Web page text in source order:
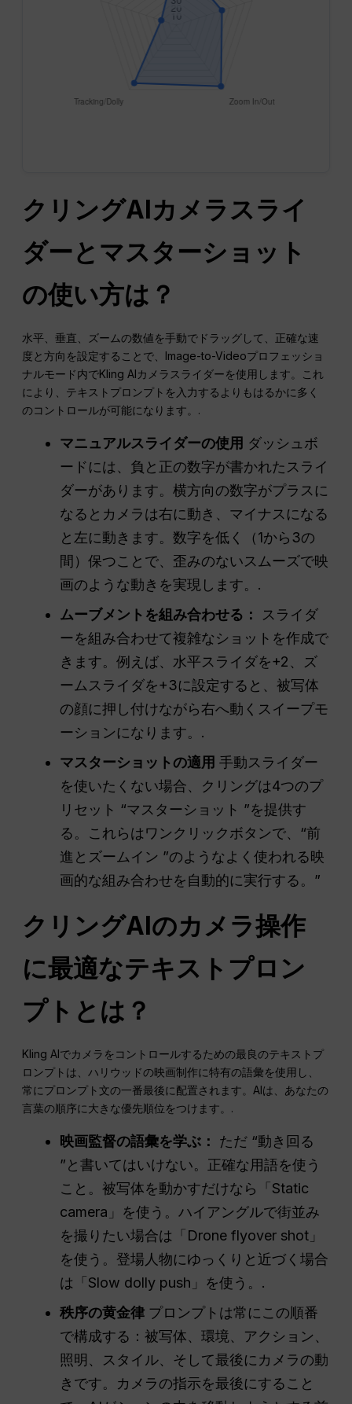
クリングAIカメラスライ
ダーとマスターショット
の使い方は？
水平、垂直、ズームの数値を手動でドラッグして、正確な速
度と方向を設定することで、Image-to-Videoプロフェッショ
ナルモード内でKling AIカメラスライダーを使用します。これ
により、テキストプロンプトを入力するよりもはるかに多く
のコントロールが可能になります。.
マニュアルスライダーの使用 ダッシュボ
ードには、負と正の数字が書かれたスライ
ダーがあります。横方向の数字がプラスに
なるとカメラは右に動き、マイナスになる
と左に動きます。数字を低く（1から3の
間）保つことで、歪みのないスムーズで映
画のような動きを実現します。.
ムーブメントを組み合わせる：
スライダ
ーを組み合わせて複雑なショットを作成で
きます。例えば、水平スライダを+2、ズ
ームスライダを+3に設定すると、被写体
の顔に押し付けながら右へ動くスイープモ
ーションになります。.
マスターショットの適用 手動スライダー
を使いたくない場合、クリングは4つのプ
リセット “マスターショット ”を提供す
る。これらはワンクリックボタンで、“前
進とズームイン ”のようなよく使われる映
画的な組み合わせを自動的に実行する。”
クリングAIのカメラ操作
に最適なテキストプロン
プトとは？
Kling AIでカメラをコントロールするための最良のテキストプ
ロンプトは、ハリウッドの映画制作に特有の語彙を使用し、
常にプロンプト文の一番最後に配置されます。AIは、あなたの
言葉の順序に大きな優先順位をつけます。.
映画監督の語彙を学ぶ：
ただ “動き回る
”と書いてはいけない。正確な用語を使う
こと。被写体を動かすだけなら「Static
camera」を使う。ハイアングルで街並み
を撮りたい場合は「Drone flyover shot」
を使う。登場人物にゆっくりと近づく場合
は「Slow dolly push」を使う。.
秩序の黄金律 プロンプトは常にこの順番
で構成する：被写体、環境、アクション、
照明、スタイル、そして最後にカメラの動
きです。カメラの指示を最後にすること